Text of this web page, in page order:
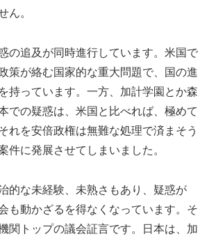
ん。
の追及が同時進行しています。米国で
策が絡む国家的な重大問題で、国の進
持っています。一方、加計学園とか森
での疑惑は、米国と比べれば、極めて
れを安倍政権は無難な処理で済まそう
件に発展させてしまいました。
的な未経験、未熟さもあり、疑惑が
も動かざるを得なくなっています。そ
関トップの議会証言です。日本は、加